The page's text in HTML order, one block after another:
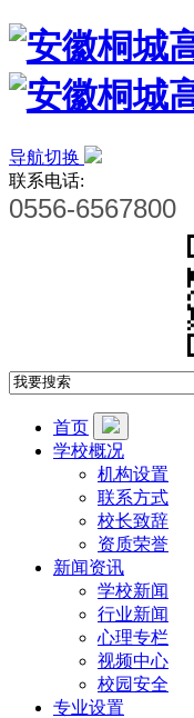
导航切换
联系电话:
0556-6567800
首页
学校概况
机构设置
联系方式
校长致辞
资质荣誉
新闻资讯
学校新闻
行业新闻
心理专栏
视频中心
校园安全
专业设置